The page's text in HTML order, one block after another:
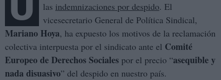
las indemnizaciones por despido. El
vicesecretario General de Política Sindical,
Mariano Hoya, ha expuesto los motivos de la reclamación
colectiva interpuesta por el sindicato ante el Comité
Europeo de Derechos Sociales por el precio “asequible y
nada disuasivo” del despido en nuestro país.